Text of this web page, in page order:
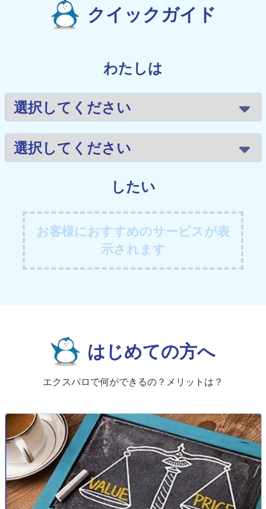
クイックガイド
わたしは
したい
お客様におすすめのサービスが表
示されます
はじめての方へ
エクスパロで何ができるの？メリットは？